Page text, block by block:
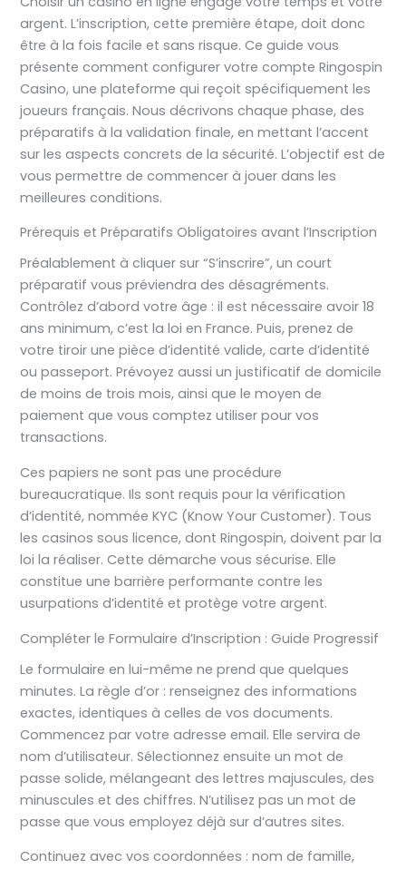
argent. L’inscription, cette première étape, doit donc
être à la fois facile et sans risque. Ce guide vous
présente comment configurer votre compte Ringospin
Casino, une plateforme qui reçoit spécifiquement les
joueurs français. Nous décrivons chaque phase, des
préparatifs à la validation finale, en mettant l’accent
sur les aspects concrets de la sécurité. L’objectif est de
vous permettre de commencer à jouer dans les
meilleures conditions.
Prérequis et Préparatifs Obligatoires avant l’Inscription
Préalablement à cliquer sur “S’inscrire”, un court
préparatif vous préviendra des désagréments.
Contrôlez d’abord votre âge : il est nécessaire avoir 18
ans minimum, c’est la loi en France. Puis, prenez de
votre tiroir une pièce d’identité valide, carte d’identité
ou passeport. Prévoyez aussi un justificatif de domicile
de moins de trois mois, ainsi que le moyen de
paiement que vous comptez utiliser pour vos
transactions.
Ces papiers ne sont pas une procédure
bureaucratique. Ils sont requis pour la vérification
d’identité, nommée KYC (Know Your Customer). Tous
les casinos sous licence, dont Ringospin, doivent par la
loi la réaliser. Cette démarche vous sécurise. Elle
constitue une barrière performante contre les
usurpations d’identité et protège votre argent.
Compléter le Formulaire d’Inscription : Guide Progressif
Le formulaire en lui-même ne prend que quelques
minutes. La règle d’or : renseignez des informations
exactes, identiques à celles de vos documents.
Commencez par votre adresse email. Elle servira de
nom d’utilisateur. Sélectionnez ensuite un mot de
passe solide, mélangeant des lettres majuscules, des
minuscules et des chiffres. N’utilisez pas un mot de
passe que vous employez déjà sur d’autres sites.
Continuez avec vos coordonnées : nom de famille,